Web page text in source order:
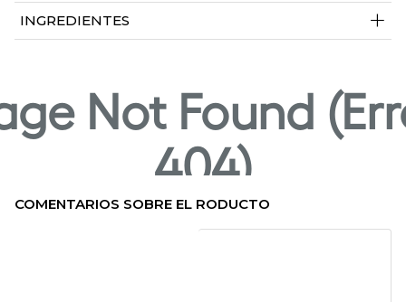
INGREDIENTES +
COMENTARIOS SOBRE EL RODUCTO